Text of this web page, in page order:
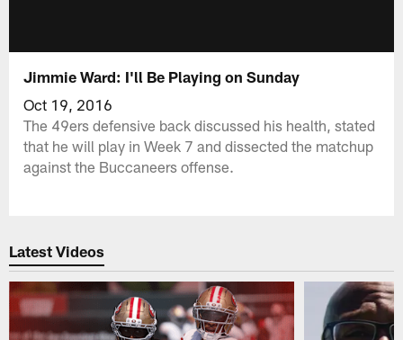
Jimmie Ward: I'll Be Playing on Sunday
Oct 19, 2016
The 49ers defensive back discussed his health, stated
that he will play in Week 7 and dissected the matchup
against the Buccaneers offense.
Latest Videos